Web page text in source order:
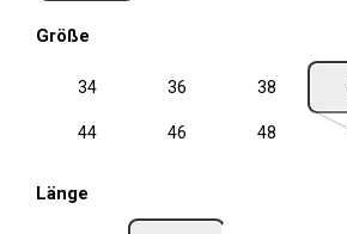
Größe
34 36 38
44 46 48
Länge